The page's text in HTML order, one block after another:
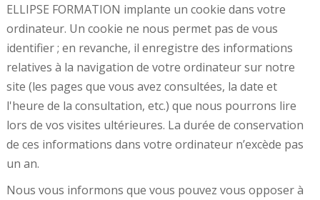
ELLIPSE FORMATION implante un cookie dans votre
ordinateur. Un cookie ne nous permet pas de vous
identifier ; en revanche, il enregistre des informations
relatives à la navigation de votre ordinateur sur notre
site (les pages que vous avez consultées, la date et
l'heure de la consultation, etc.) que nous pourrons lire
lors de vos visites ultérieures. La durée de conservation
de ces informations dans votre ordinateur n’excède pas
un an.
Nous vous informons que vous pouvez vous opposer à